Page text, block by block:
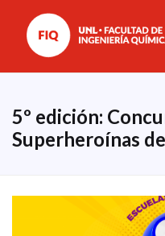
5º edición:
Superheroínas